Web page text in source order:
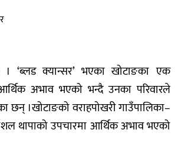
। ‘ब्लड क्यान्सर’ भएका खोटाङका एक
अभाव भएको भन्दै उनका परिवारले
छन् ।खोटाङको वराहपोखरी गाउँपालिका–
थापाको उपचारमा आर्थिक अभाव भएको